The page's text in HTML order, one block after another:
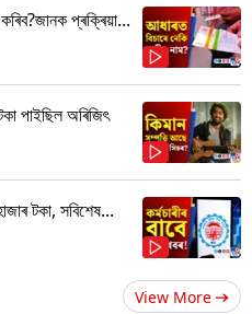
প্ৰক্ৰিয়া...
পাইছিল অৰিজিৎ
টকা, সবিশেষ...
View More